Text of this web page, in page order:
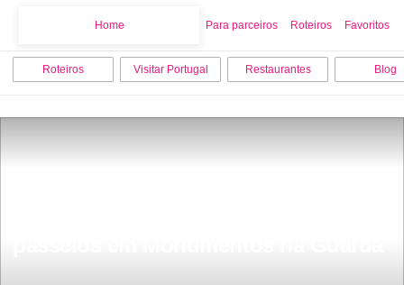
Home Para parceiros Roteiros Favoritos
Roteiros Visitar Portugal Restaurantes Blog